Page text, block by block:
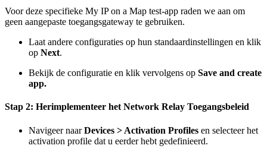
Voor deze specifieke My IP on a Map test-app raden we aan om
geen aangepaste toegangsgateway te gebruiken.
Laat andere configuraties op hun standaardinstellingen en klik
op Next.
Bekijk de configuratie en klik vervolgens op Save and create
app.
Stap 2: Herimplementeer het Network Relay Toegangsbeleid
Navigeer naarDevices > Activation Profiles en selecteer het
activation profile dat u eerder hebt gedefinieerd.